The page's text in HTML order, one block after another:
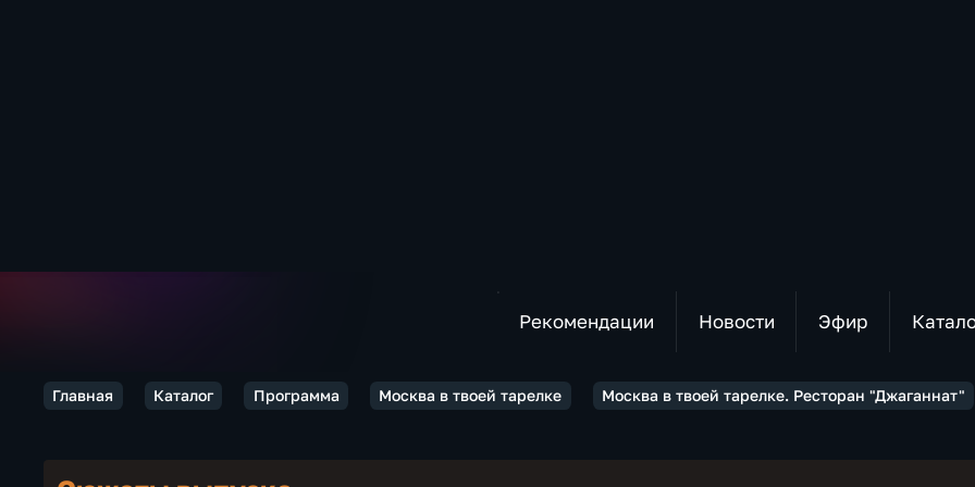
Рекомендации Новости Эфир
Главная Каталог Программа Москва в твоей тарелке Москва в твоей тарелке. Ресторан "Джаганнат"